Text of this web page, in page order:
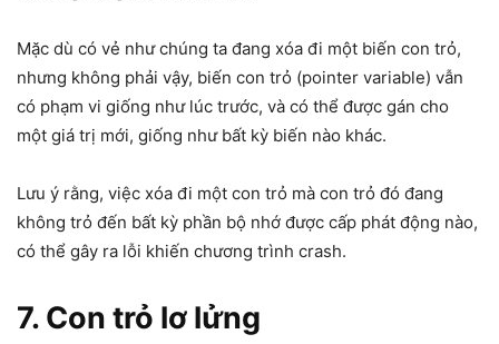
Mặc dù có vẻ như chúng ta đang xóa đi một biến con trỏ,
nhưng không phải vậy, biến con trỏ (pointer variable) vẫn
có phạm vi giống như lúc trước, và có thể được gán cho
một giá trị mới, giống như bất kỳ biến nào khác.
Lưu ý rằng, việc xóa đi một con trỏ mà con trỏ đó đang
không trỏ đến bất kỳ phần bộ nhớ được cấp phát động nào,
có thể gây ra lỗi khiến chương trình crash.
7. Con trỏ lơ lửng